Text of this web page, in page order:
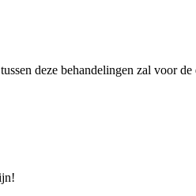
deze behandelingen zal voor